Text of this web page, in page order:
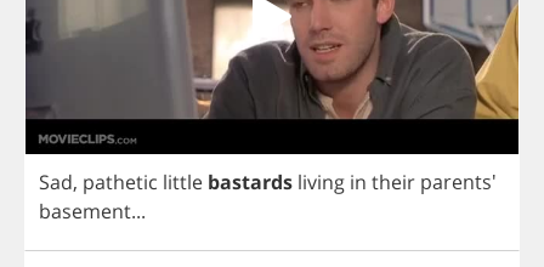
Sad, pathetic little bastards living in their parents'
basement...